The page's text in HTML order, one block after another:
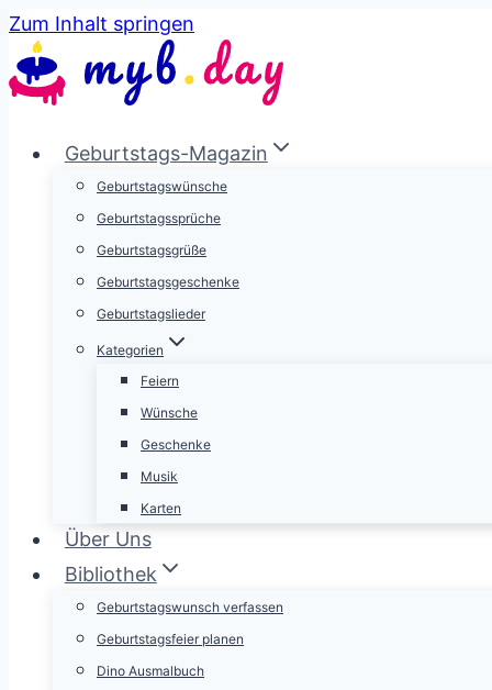
Zum Inhalt springen
Geburtstags-Magazin
Geburtstagswünsche
Geburtstagssprüche
Geburtstagsgrüße
Geburtstagsgeschenke
Geburtstagslieder
Kategorien
Feiern
Wünsche
Geschenke
Musik
Karten
Über Uns
Bibliothek
Geburtstagswunsch verfassen
Geburtstagsfeier planen
Dino Ausmalbuch